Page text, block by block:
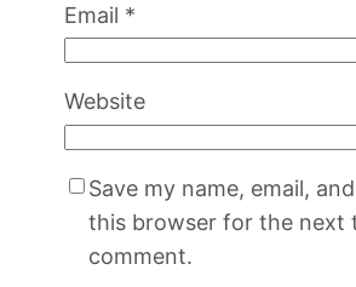
Email *
Website
Save my name, email,
this browser for the next
comment.